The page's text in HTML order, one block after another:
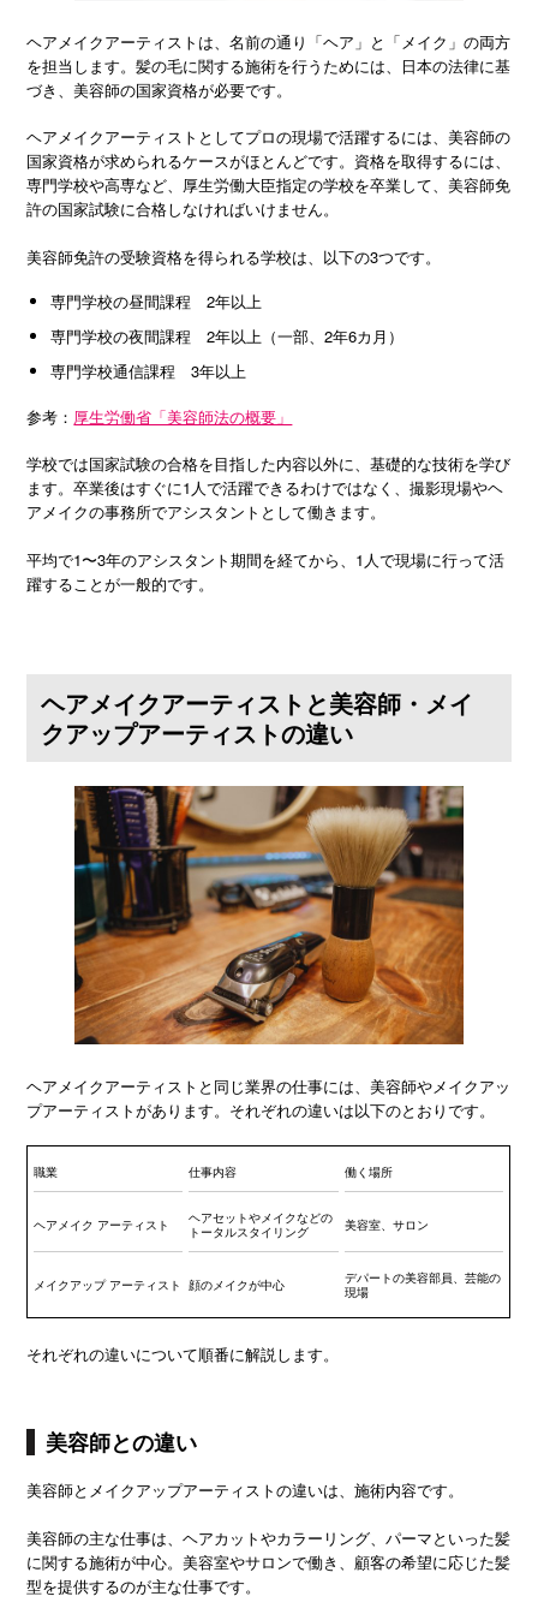
ヘアメイクアーティストは、名前の通り「ヘア」と「メイク」の両方
を担当します。髪の毛に関する施術を行うためには、日本の法律に基
づき、美容師の国家資格が必要です。
ヘアメイクアーティストとしてプロの現場で活躍するには、美容師の
国家資格が求められるケースがほとんどです。資格を取得するには、
専門学校や高専など、厚生労働大臣指定の学校を卒業して、美容師免
許の国家試験に合格しなければいけません。
美容師免許の受験資格を得られる学校は、以下の3つです。
専門学校の昼間課程 2年以上
専門学校の夜間課程 2年以上（一部、2年6カ月）
専門学校通信課程 3年以上
参考： 厚生労働省「美容師法の概要」
学校では国家試験の合格を目指した内容以外に、基礎的な技術を学び
ます。卒業後はすぐに1人で活躍できるわけではなく、撮影現場やヘ
アメイクの事務所でアシスタントとして働きます。
平均で1〜3年のアシスタント期間を経てから、1人で現場に行って活
躍することが一般的です。
ヘアメイクアーティストと美容師・メイ
クアップアーティストの違い
ヘアメイクアーティストと同じ業界の仕事には、美容師やメイクアッ
プアーティストがあります。それぞれの違いは以下のとおりです。
職業 仕事内容 働く場所
ヘアメイク アーティスト
ヘアセットやメイクなどの
トータルスタイリング
美容室、サロン
メイクアップ アーティスト 顔のメイクが中心
デパートの美容部員、芸能の
現場
それぞれの違いについて順番に解説します。
美容師との違い
美容師とメイクアップアーティストの違いは、施術内容です。
美容師の主な仕事は、ヘアカットやカラーリング、パーマといった髪
に関する施術が中心。美容室やサロンで働き、顧客の希望に応じた髪
型を提供するのが主な仕事です。